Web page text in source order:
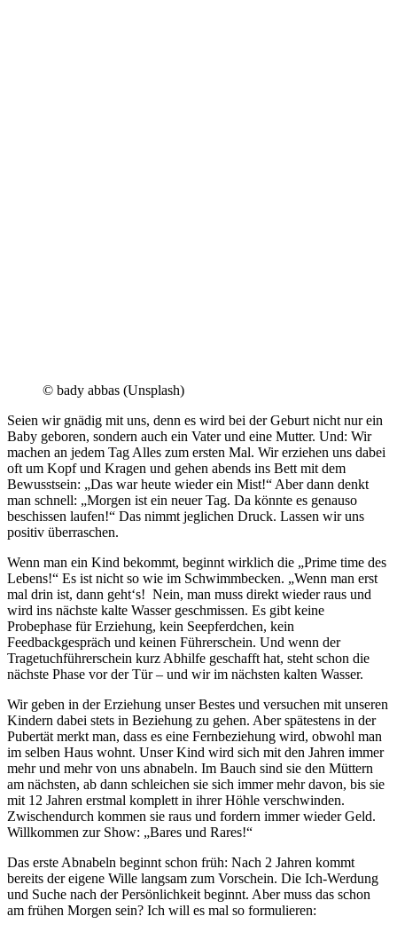
© bady abbas (Unsplash)
Seien wir gnädig mit uns, denn es wird bei der Geburt nicht nur ein
Baby geboren, sondern auch ein Vater und eine Mutter. Und: Wir
machen an jedem Tag Alles zum ersten Mal. Wir erziehen uns dabei
oft um Kopf und Kragen und gehen abends ins Bett mit dem
Bewusstsein: „Das war heute wieder ein Mist!“ Aber dann denkt
man schnell: „Morgen ist ein neuer Tag. Da könnte es genauso
beschissen laufen!“ Das nimmt jeglichen Druck. Lassen wir uns
positiv überraschen.
Wenn man ein Kind bekommt, beginnt wirklich die „Prime time des
Lebens!“ Es ist nicht so wie im Schwimmbecken. „Wenn man erst
mal drin ist, dann geht‘s! Nein, man muss direkt wieder raus und
wird ins nächste kalte Wasser geschmissen. Es gibt keine
Probephase für Erziehung, kein Seepferdchen, kein
Feedbackgespräch und keinen Führerschein. Und wenn der
Tragetuchführerschein kurz Abhilfe geschafft hat, steht schon die
nächste Phase vor der Tür – und wir im nächsten kalten Wasser.
Wir geben in der Erziehung unser Bestes und versuchen mit unseren
Kindern dabei stets in Beziehung zu gehen. Aber spätestens in der
Pubertät merkt man, dass es eine Fernbeziehung wird, obwohl man
im selben Haus wohnt. Unser Kind wird sich mit den Jahren immer
mehr und mehr von uns abnabeln. Im Bauch sind sie den Müttern
am nächsten, ab dann schleichen sie sich immer mehr davon, bis sie
mit 12 Jahren erstmal komplett in ihrer Höhle verschwinden.
Zwischendurch kommen sie raus und fordern immer wieder Geld.
Willkommen zur Show: „Bares und Rares!“
Das erste Abnabeln beginnt schon früh: Nach 2 Jahren kommt
bereits der eigene Wille langsam zum Vorschein. Die Ich-Werdung
und Suche nach der Persönlichkeit beginnt. Aber muss das schon
am frühen Morgen sein? Ich will es mal so formulieren: